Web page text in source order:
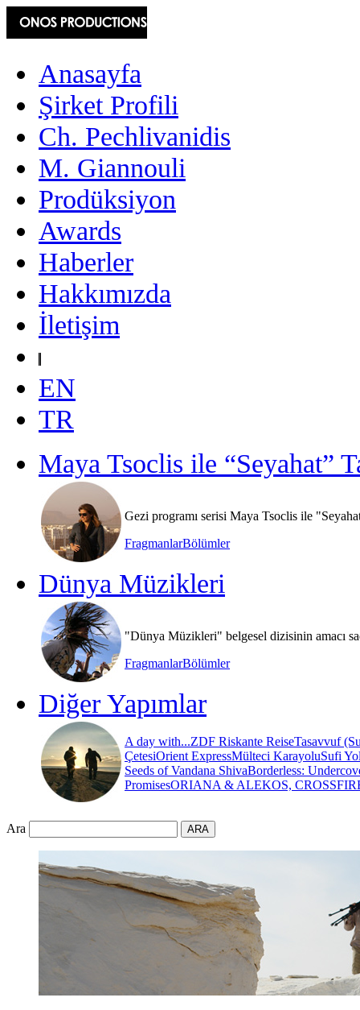
Anasayfa
Şirket Profili
Ch. Pechlivanidis
M. Giannouli
Prodüksiyon
Awards
Haberler
Hakkımızda
İletişim
EN
TR
Maya Tsoclis ile “Seyahat”
Gezi programı serisi Maya Tsoclis ile
FragmanlarBölümler
Dünya Müzikleri
"Dünya Müzikleri" belgesel dizisinin amacı
FragmanlarBölümler
Diğer Yapımlar
A day with...ZDF Riskante ReiseTasavvuf
ÇetesiOrient ExpressMülteci KarayoluSufi
Seeds of Vandana ShivaBorderless:
PromisesORIANA & ALEKOS,
Ara